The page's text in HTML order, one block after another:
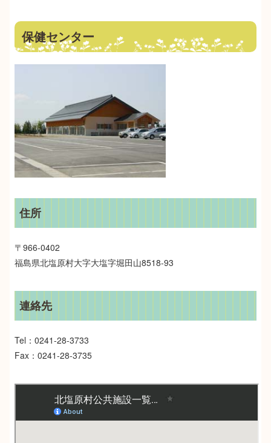
保健センター
住所
〒966-0402
福島県北塩原村大字大塩字堀田山8518-93
連絡先
Tel：0241-28-3733
Fax：0241-28-3735